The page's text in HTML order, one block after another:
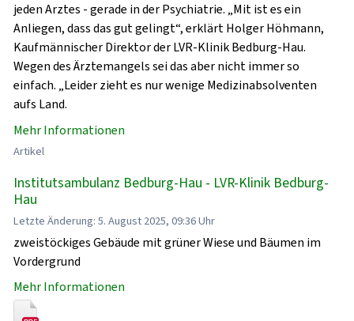
jeden Arztes - gerade in der Psychiatrie. „Mit ist es ein
Anliegen, dass das gut gelingt“, erklärt Holger Höhmann,
Kaufmännischer Direktor der LVR-Klinik Bedburg-Hau.
Wegen des Ärztemangels sei das aber nicht immer so
einfach. „Leider zieht es nur wenige Medizinabsolventen
aufs Land.
Mehr Informationen
Artikel
Institutsambulanz Bedburg-Hau - LVR-Klinik Bedburg-
Hau
Letzte Änderung: 5. August 2025, 09:36 Uhr
zweistöckiges Gebäude mit grüner Wiese und Bäumen im
Vordergrund
Mehr Informationen